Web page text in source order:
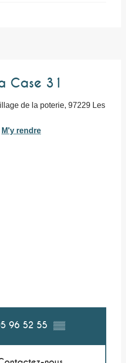
Case 31
de la poterie, 97229 Les
M'y rendre
96 52 55 ▒▒